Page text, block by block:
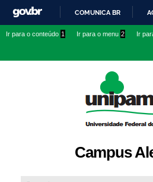
conteúdo
IR
O
COMUNICA BR
Ir para o conteúdo 1 Ir para o menu 2 Ir
Campus